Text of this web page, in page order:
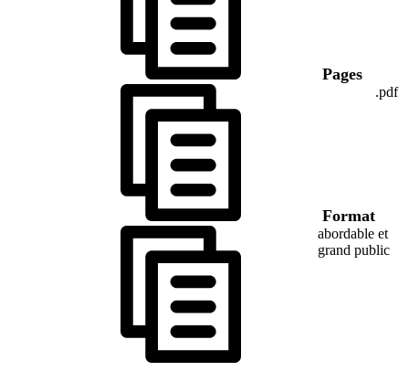
Pages
Format
.pdf
abordable et
grand public